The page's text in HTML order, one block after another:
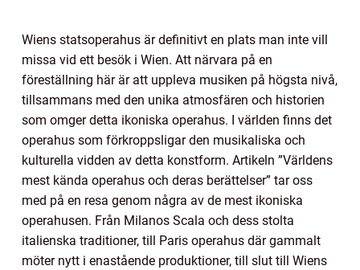
Wiens statsoperahus är definitivt en plats man inte vill
missa vid ett besök i Wien. Att närvara på en
föreställning här är att uppleva musiken på högsta nivå,
tillsammans med den unika atmosfären och historien
som omger detta ikoniska operahus. I världen finns det
operahus som förkroppsligar den musikaliska och
kulturella vidden av detta konstform. Artikeln ”Världens
mest kända operahus och deras berättelser” tar oss
med på en resa genom några av de mest ikoniska
operahusen. Från Milanos Scala och dess stolta
italienska traditioner, till Paris operahus där gammalt
möter nytt i enastående produktioner, till slut till Wiens